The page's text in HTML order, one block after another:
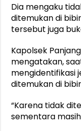
Dia mengaku
ditemukan di
tersebut juga
Kapolsek
mengatakan,
mengidentifikasi
ditemukan di
“Karena tidak
sementara